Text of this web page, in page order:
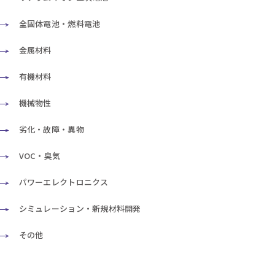
全固体電池・燃料電池
金属材料
有機材料
機械物性
劣化・故障・異物
VOC・臭気
パワーエレクトロニクス
シミュレーション・新規材料開発
その他